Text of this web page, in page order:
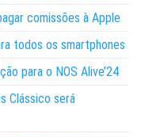
comissões à Apple
todos os smartphones
para o NOS Alive’24
Clássico será